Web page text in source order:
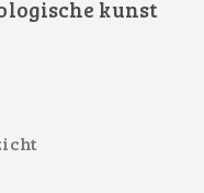
kunst